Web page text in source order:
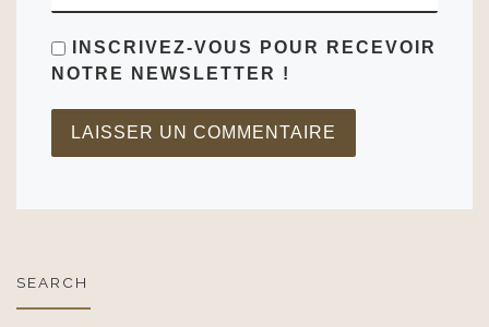
INSCRIVEZ-VOUS POUR RECEVOIR
NOTRE NEWSLETTER !
SEARCH